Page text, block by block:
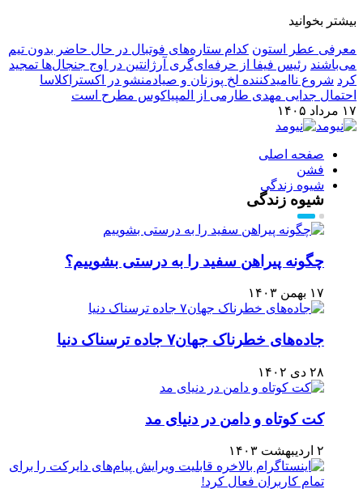
بیشتر بخوانید
معرفی عطر استون کدام ستاره‌های فوتبال در حال حاضر بدون تیم
می‌باشند رئیس فیفا از حرفه‌ای‌گری آرژانتین در اوج جنجال‌ها تمجید
کرد شروع ناامیدکننده لخ پوزنان و صیادمنشو در اکستراکلاسا
احتمال جدایی مهدی طارمی از المپیاکوس مطرح است
۱۷ مرداد ۱۴۰۵
صفحه اصلی
فشن
شیوه زندگی
شیوه زندگی
چگونه پیراهن سفید را به درستی بشوییم؟
۱۷ بهمن ۱۴۰۳
جاده‌های خطرناک جهان۷ جاده ترسناک دنیا
۲۸ دی ۱۴۰۲
کت کوتاه و دامن در دنیای مد
۲ اردیبهشت ۱۴۰۳